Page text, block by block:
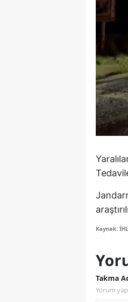
Kaynak:
Takma
Yorum